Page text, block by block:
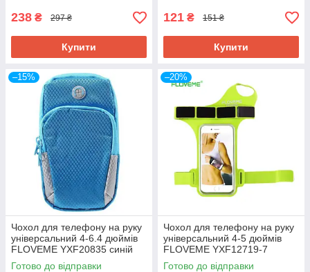
238 ₴ 297 ₴
Купити
121 ₴ 151 ₴
Купити
–15%
Чохол для телефону на руку
універсальний 4-6.4 дюймів
FLOVEME YXF20835 синій
Готово до відправки
–20%
Чохол для телефону на руку
універсальний 4-5 дюймів
FLOVEME YXF12719-7
зелений
Готово до відправки